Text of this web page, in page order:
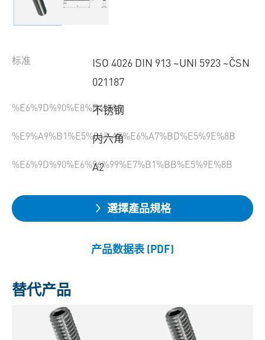
标准
ISO 4026 DIN 913 ~UNI 5923 ~ČSN
021187
%E6%9D%90%E8%B4%A8
不锈钢
%E9%A9%B1%E5%8A%A8%E6%A7%BD%E5%9E%8B
内六角
%E6%9D%90%E6%96%99%E7%B1%BB%E5%9E%8B
A2
選擇產品規格
产品数据表 (PDF)
替代产品